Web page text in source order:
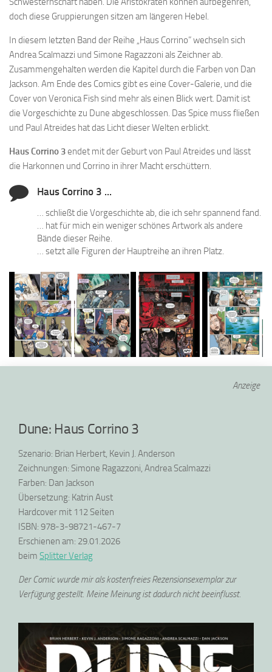
doch diese Gruppierungen sitzen am längeren Hebel.
In diesem letzten Band der Reihe „Haus Corrino” wechseln sich
Andrea Scalmazzi und Simone Ragazzoni als Zeichner ab.
Zusammengehalten werden die Kapitel durch die Farben von Dan
Jackson. Am Ende des Comics gibt es eine Cover-Galerie, und die
Cover von Veronica Fish sind mehr als einen Blick wert. Damit ist
die Vorgeschichte zu Dune abgeschlossen. Das Spice muss fließen
und Paul Atreides hat das Licht dieser Welten erblickt.
Haus Corrino 3endet mit der Geburt von Paul Atreides und lässt
die Harkonnen und Corrino in ihrer Macht erschüttern.
Haus Corrino 3 ...
… schließt die Vorgeschichte ab, die ich sehr spannend fand.
… hat für mich ein weniger schönes Artwork als andere
Bände dieser Reihe.
… setzt alle Figuren der Hauptreihe an ihren Platz.
Anzeige
Dune: Haus Corrino 3
Szenario: Brian Herbert, Kevin J. Anderson
Zeichnungen: Simone Ragazzoni, Andrea Scalmazzi
Farben: Dan Jackson
Übersetzung: Katrin Aust
Hardcover mit 112 Seiten
ISBN: 978-3-98721-467-7
Erschienen am: 29.01.2026
beim Splitter Verlag
Der Comic wurde mir als kostenfreies Rezensionsexemplar zur
Verfügung gestellt. Meine Meinung ist dadurch nicht beeinflusst.